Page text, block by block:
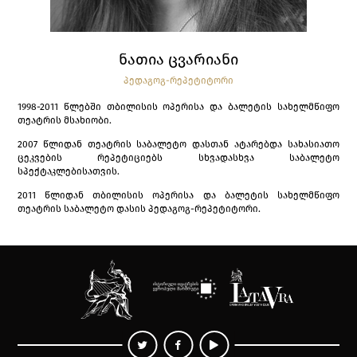
ᲜᲐᲗᲘᲐ ᲪᲕᲐᲠᲘᲐᲜᲘ
ᲞᲔᲓᲐᲒᲝᲒ-ᲠᲔᲞᲔᲢᲘᲢᲝᲠᲘ
1998-2011 წლებში თბილისის ოპერისა და ბალეტის სახელმწიფო
თეატრის მსახიობი.
2007 წლიდან თეატრის საბალეტო დასთან ატარებდა სახასიათო
ცეკვების რეპეტიციებს სხვადასხვა საბალეტო
სპექტაკლებისათვის.
2011 წლიდან თბილისის ოპერისა და ბალეტის სახელმწიფო
თეატრის საბალეტო დასის პედაგოგ-რეპეტიტორი.